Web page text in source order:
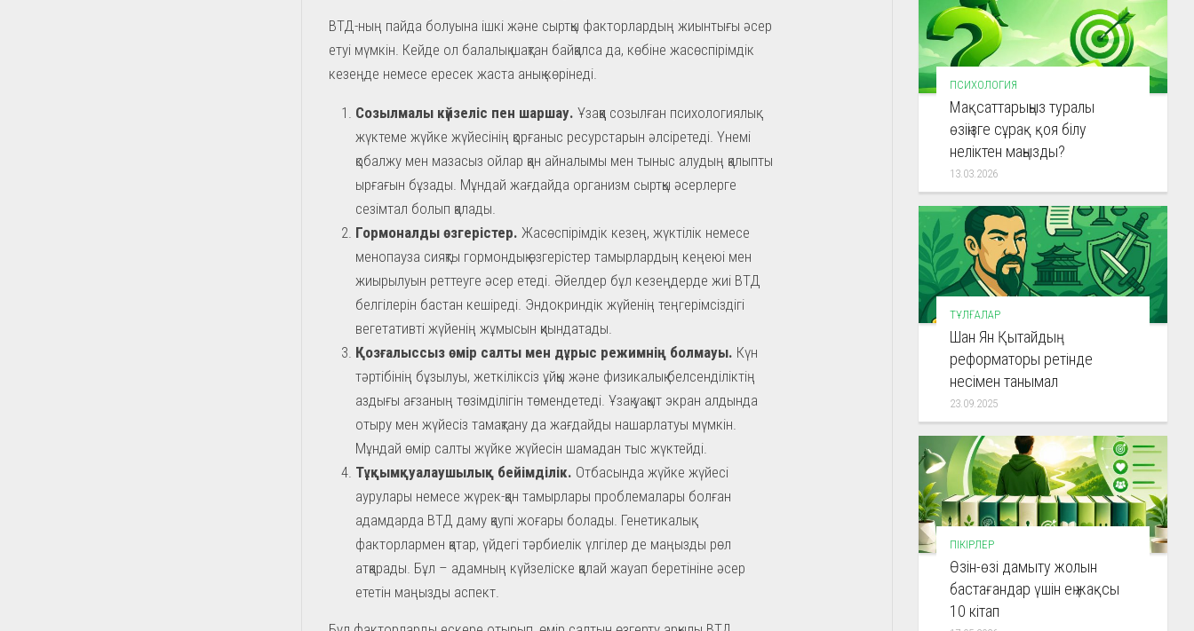
ВТД-ның пайда болуына ішкі және сыртқы факторлардың жиынтығы әсер
етуі мүмкін. Кейде ол балалық шақтан байқалса да, көбіне жасөспірімдік
кезеңде немесе ересек жаста анық көрінеді.
Созылмалы күйзеліс пен шаршау. Ұзаққа созылған психологиялық
жүктеме жүйке жүйесінің қорғаныс ресурстарын әлсіретеді. Үнемі
қобалжу мен мазасыз ойлар қан айналымы мен тыныс алудың қалыпты
ырғағын бұзады. Мұндай жағдайда организм сыртқы әсерлерге
сезімтал болып қалады.
Гормоналды өзгерістер. Жасөспірімдік кезең, жүктілік немесе
менопауза сияқты гормондық өзгерістер тамырлардың кеңеюі мен
жиырылуын реттеуге әсер етеді. Әйелдер бұл кезеңдерде жиі ВТД
белгілерін бастан кешіреді. Эндокриндік жүйенің теңгерімсіздігі
вегетативті жүйенің жұмысын қиындатады.
Қозғалыссыз өмір салты мен дұрыс режимнің болмауы. Күн
тәртібінің бұзылуы, жеткіліксіз ұйқы және физикалық белсенділіктің
аздығы ағзаның төзімділігін төмендетеді. Ұзақ уақыт экран алдында
отыру мен жүйесіз тамақтану да жағдайды нашарлатуы мүмкін.
Мұндай өмір салты жүйке жүйесін шамадан тыс жүктейді.
Тұқымқуалаушылық бейімділік. Отбасында жүйке жүйесі
аурулары немесе жүрек-қан тамырлары проблемалары болған
адамдарда ВТД даму қаупі жоғары болады. Генетикалық
факторлармен қатар, үйдегі тәрбиелік үлгілер де маңызды рөл
атқарады. Бұл – адамның күйзеліске қалай жауап беретініне әсер
ететін маңызды аспект.
ПСИХОЛОГИЯ
Мақсаттарыңыз туралы
өзіңізге сұрақ қоя білу
неліктен маңызды?
13.03.2026
ТҰЛҒАЛАР
Шан Ян Қытайдың
реформаторы ретінде
несімен танымал
23.09.2025
ПІКІРЛЕР
Өзін-өзі дамыту жолын
бастағандар үшін ең жақсы
10 кітап